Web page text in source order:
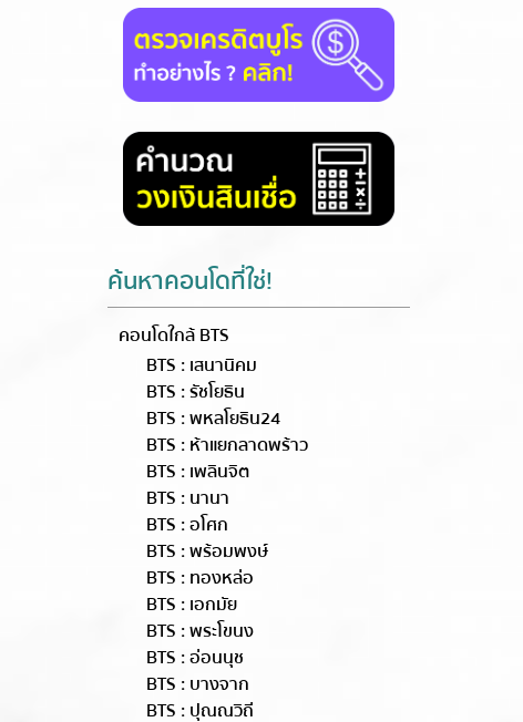
ค้นหาคอนโดที่ใช่!
คอนโดใกล้ BTS
BTS : เสนานิคม
BTS : รัชโยธิน
BTS : พหลโยธิน24
BTS : ห้าแยกลาดพร้าว
BTS : เพลินจิต
BTS : นานา
BTS : อโศก
BTS : พร้อมพงษ์
BTS : ทองหล่อ
BTS : เอกมัย
BTS : พระโขนง
BTS : อ่อนนุช
BTS : บางจาก
BTS : ปุณณวิถี